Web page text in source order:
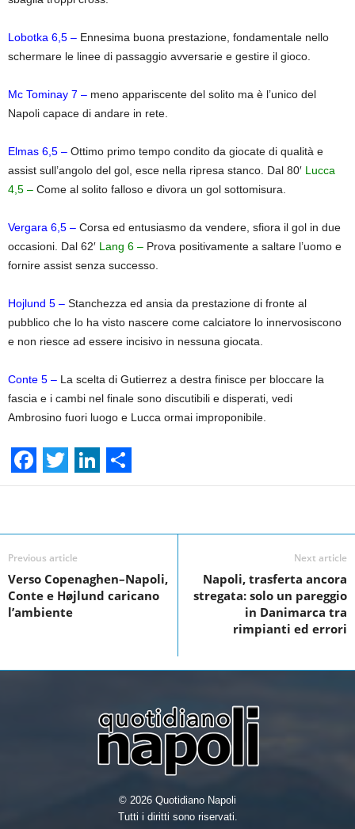
Lobotka 6,5 – Ennesima buona prestazione, fondamentale nello
schermare le linee di passaggio avversarie e gestire il gioco.
Mc Tominay 7 – meno appariscente del solito ma è l’unico del
Napoli capace di andare in rete.
Elmas 6,5 – Ottimo primo tempo condito da giocate di qualità e
assist sull’angolo del gol, esce nella ripresa stanco. Dal 80′ Lucca
4,5 – Come al solito falloso e divora un gol sottomisura.
Vergara 6,5 – Corsa ed entusiasmo da vendere, sfiora il gol in due
occasioni. Dal 62′ Lang 6 – Prova positivamente a saltare l’uomo e
fornire assist senza successo.
Hojlund 5 – Stanchezza ed ansia da prestazione di fronte al
pubblico che lo ha visto nascere come calciatore lo innervosiscono
e non riesce ad essere incisivo in nessuna giocata.
Conte 5 – La scelta di Gutierrez a destra finisce per bloccare la
fascia e i cambi nel finale sono discutibili e disperati, vedi
Ambrosino fuori luogo e Lucca ormai improponibile.
F
c
e
b
o
k
T
i
t
t
e
L
n
k
e
d
n
S
a
e
Previous article
Verso Copenaghen–Napoli,
Conte e Højlund caricano
l’ambiente
Next article
Napoli, trasferta ancora
stregata: solo un pareggio
in Danimarca tra
rimpianti ed errori
© 2026 Quotidiano Napoli
Tutti i diritti sono riservati.